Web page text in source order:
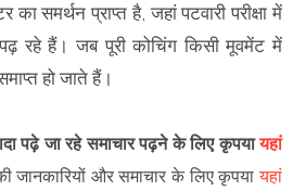
समर्थन प्राप्त है, जहां पटवारी परीक्षा में
रहे हैं। जब पूरी कोचिंग किसी मूवमेंट में
हो जाते हैं।
पढ़े जा रहे समाचार पढ़ने के लिए कृपयायहां
जानकारियों और समाचार के लिए कृपयायहां